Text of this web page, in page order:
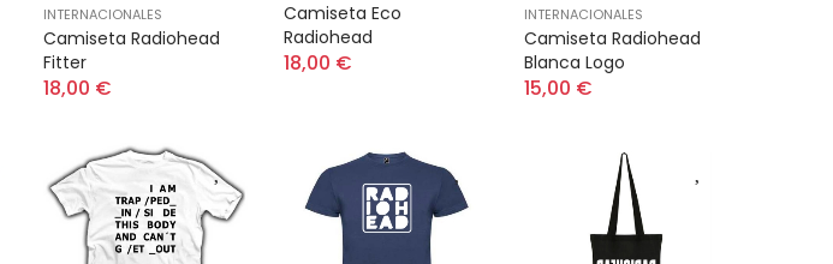
INTERNACIONALES
Camiseta Radiohead
Fitter
18,00 €
Camiseta Eco
Radiohead
18,00 €
INTERNACIONALES
Camiseta Radiohead
Blanca Logo
15,00 €